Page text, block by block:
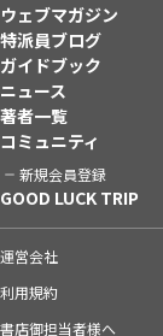
ウェブマガジン
特派員ブログ
ガイドブック
ニュース
著者一覧
コミュニティ
新規会員登録
GOOD LUCK TRIP
運営会社
利用規約
書店御担当者様へ